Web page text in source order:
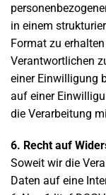
in einem
Format zu
Verantwortlichen
einer Einwilligung
auf einer
die Verarbeitung
6. Recht auf
Soweit wir die
Daten auf eine